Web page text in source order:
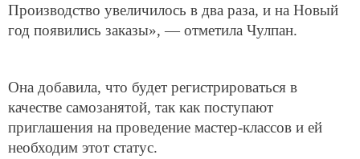
Производство увеличилось в два раза, и на Новый
год появились заказы», — отметила Чулпан.
Она добавила, что будет регистрироваться в
качестве самозанятой, так как поступают
приглашения на проведение мастер-классов и ей
необходим этот статус.